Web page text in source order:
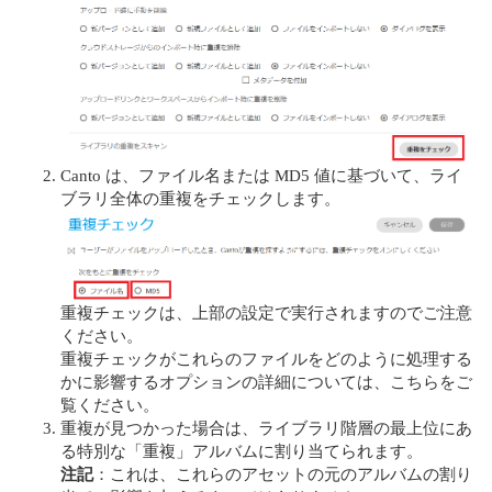
Canto は、ファイル名または MD5 値に基づいて、ライ
ブラリ全体の重複をチェックします。
重複チェックは、上部の設定で実行されますのでご注意
ください。
重複チェックがこれらのファイルをどのように処理する
かに影響するオプションの詳細については、こちらをご
覧ください。
重複が見つかった場合は、ライブラリ階層の最上位にあ
る特別な「重複」アルバムに割り当てられます。
注記：これは、これらのアセットの元のアルバムの割り